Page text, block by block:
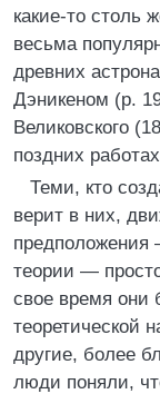
какие-то столь
весьма
древних
Дэникеном (р.
Великовского
поздних
Теми, кто
верит в них,
предположения
теории —
свое время они
теоретической
другие, более
люди поняли,